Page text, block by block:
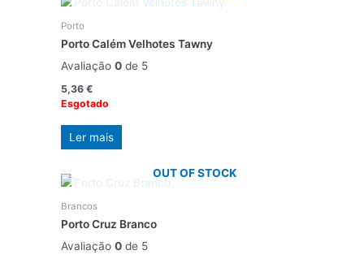
Porto
Porto Calém Velhotes Tawny
Avaliação 0de 5
5,36 €
Esgotado
Ler mais
OUT OF STOCK
Brancos
Porto Cruz Branco
Avaliação 0de 5